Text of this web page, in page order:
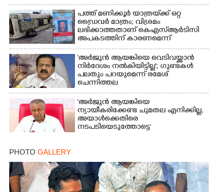
പത്ത് മണിക്കൂർ യാത്രയ്‌ക്ക് ഒറ്റ
ഡ്രൈവർ മാത്രം; വിശ്രമം
ലഭിക്കാത്തതാണ് കെഎസ്‌ആർടിസി
അപകടത്തിന് കാരണമെന്ന്
വിമർശനം
'അർജുൻ ആയങ്കിയെ വെടിവയ്ക്കാൻ
നിർദേശം നൽകിയിട്ടില്ല'; ഗുണ്ടകൾ
പലതും പറയുമെന്ന് രമേശ്
ചെന്നിത്തല
'അർജുൻ ആയങ്കിയെ
ന്യായീകരിക്കേണ്ട ചുമതല എനിക്കില്ല,
അയാൾക്കെതിരെ
നടപടിയെടുത്തോട്ടെ'
PHOTO GALLERY